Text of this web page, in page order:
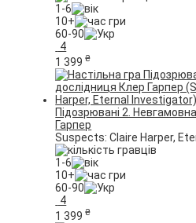
1-6
10+
60-90
4
1 399₴
Підозрювані 2.
Гарпер
Suspects: Claire Harper,
1-6
10+
60-90
4
1 399₴